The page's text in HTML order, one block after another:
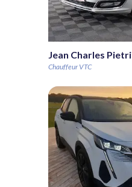
Jean Charles Pietri
Chauffeur VTC